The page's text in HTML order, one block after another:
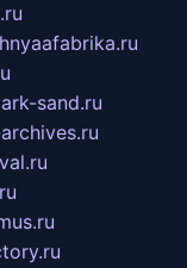
sand.ru